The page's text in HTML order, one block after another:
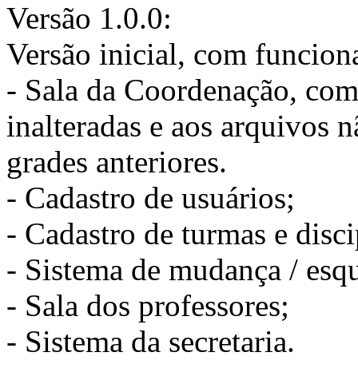
Versão 1.0.0:
Versão inicial, com
- Sala da Coordenação,
inalteradas e aos arquivos
grades anteriores.
- Cadastro de usuários;
- Cadastro de turmas e
- Sistema de mudança /
- Sala dos professores;
- Sistema da secretaria.